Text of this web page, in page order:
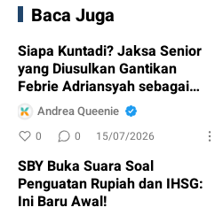
Baca Juga
Siapa Kuntadi? Jaksa Senior
yang Diusulkan Gantikan
Febrie Adriansyah sebagai
Jampidsus
Andrea Queenie
0 0 15/07/2026
SBY Buka Suara Soal
Penguatan Rupiah dan IHSG:
Ini Baru Awal!